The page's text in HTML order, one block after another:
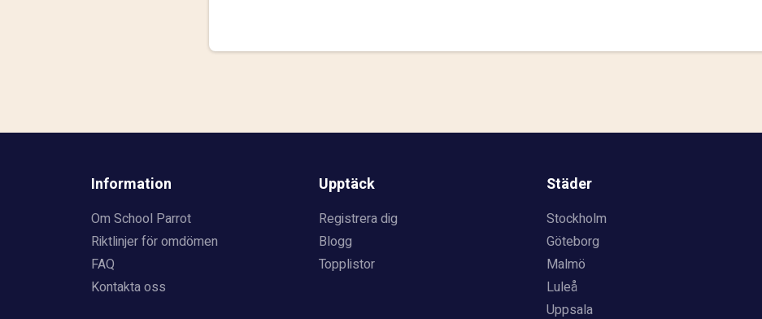
Information
Om School Parrot
Riktlinjer för omdömen
FAQ
Kontakta oss
Upptäck
Registrera dig
Blogg
Topplistor
Städer
Stockholm
Göteborg
Malmö
Luleå
Uppsala